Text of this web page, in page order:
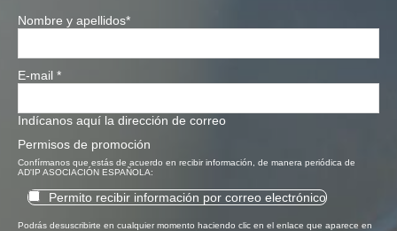
Nombre y apellidos*
E-mail *
Indícanos aquí la dirección de correo
Permisos de promoción
Confírmanos que estás de acuerdo en recibir información, de manera periódica de
AD'IP ASOCIACIÓN ESPAÑOLA:
Permito recibir información por correo electrónico
Podrás desuscribirte en cualquier momento haciendo clic en el enlace que aparece en